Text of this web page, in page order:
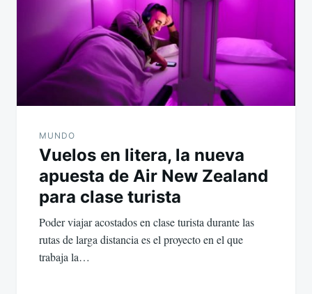
MUNDO
Vuelos en litera, la nueva
apuesta de Air New Zealand
para clase turista
Poder viajar acostados en clase turista durante las
rutas de larga distancia es el proyecto en el que
trabaja la…